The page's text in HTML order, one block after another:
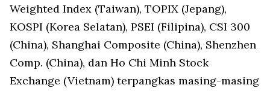
Weighted Index (Taiwan), TOPIX (Jepang),
KOSPI (Korea Selatan), PSEI (Filipina), CSI 300
(China), Shanghai Composite (China), Shenzhen
Comp. (China), dan Ho Chi Minh Stock
Exchange (Vietnam) terpangkas masing-masing